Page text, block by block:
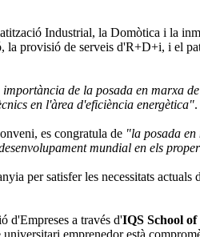
Industrial, la Domòtica i la
la provisió de serveis d'R+D+i, i el
importància de la posada en marxa
en l'àrea d'eficiència energètica".
es congratula de "la posada
mundial en els
per satisfer les necessitats actuals
d'Empreses a través d'IQS School
universitari emprenedor està